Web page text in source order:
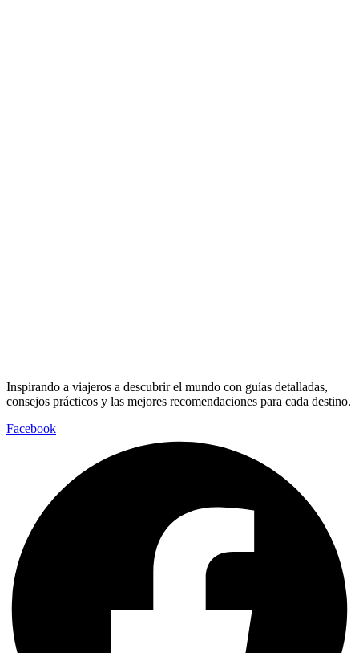
Inspirando a viajeros a descubrir el mundo con guías detalladas,
consejos prácticos y las mejores recomendaciones para cada destino.
Facebook